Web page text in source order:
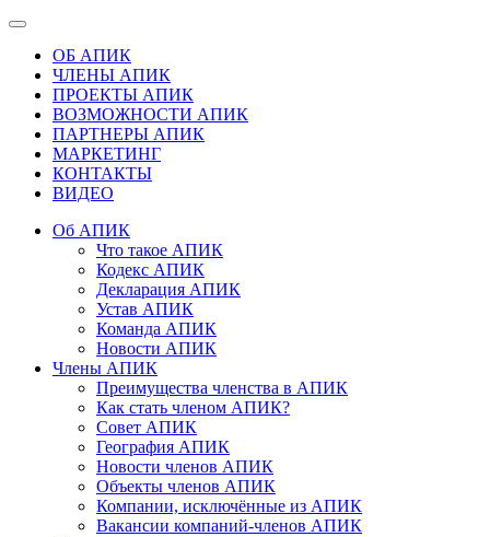
ОБ АПИК
ЧЛЕНЫ АПИК
ПРОЕКТЫ АПИК
ВОЗМОЖНОСТИ АПИК
ПАРТНЕРЫ АПИК
МАРКЕТИНГ
КОНТАКТЫ
ВИДЕО
Об АПИК
Что такое АПИК
Кодекс АПИК
Декларация АПИК
Устав АПИК
Команда АПИК
Новости АПИК
Члены АПИК
Преимущества членства в АПИК
Как стать членом АПИК?
Совет АПИК
География АПИК
Новости членов АПИК
Объекты членов АПИК
Компании, исключённые из АПИК
Вакансии компаний-членов АПИК